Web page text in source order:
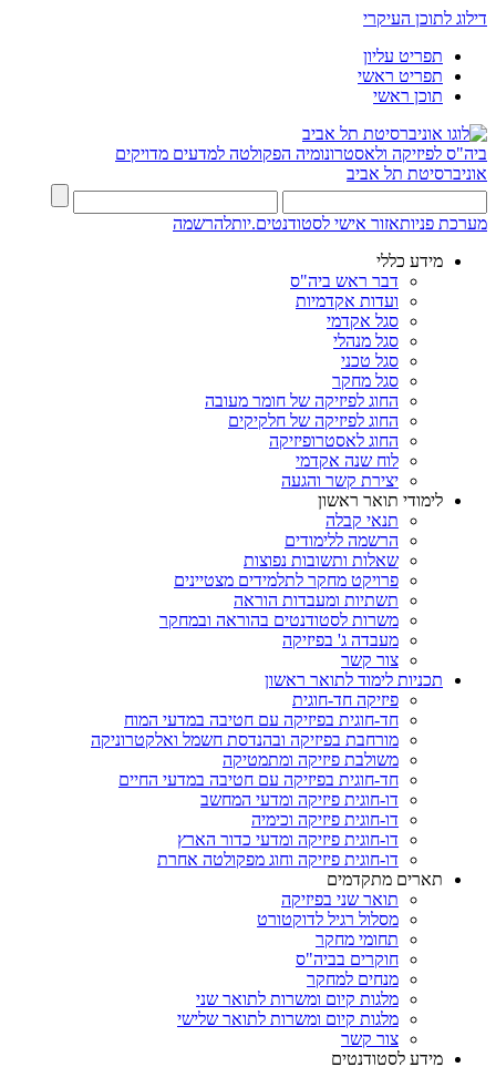
דילוג לתוכן העיקרי
תפריט עליון
תפריט ראשי
תוכן ראשי
ביה"ס לפיזיקה ולאסטרונומיה הפקולטה למדעים מדויקים
אוניברסיטת תל אביב
מערכת פניותאזור אישי לסטודנטים.יותלהרשמה
מידע כללי
דבר ראש ביה"ס
ועדות אקדמיות
סגל אקדמי
סגל מנהלי
סגל טכני
סגל מחקר
החוג לפיזיקה של חומר מעובה
החוג לפיזיקה של חלקיקים
החוג לאסטרופיזיקה
לוח שנה אקדמי
יצירת קשר והגעה
לימודי תואר ראשון
תנאי קבלה
הרשמה ללימודים
שאלות ותשובות נפוצות
פרויקט מחקר לתלמידים מצטיינים
תשתיות ומעבדות הוראה
משרות לסטודנטים בהוראה ובמחקר
מעבדה ג' בפיזיקה
צור קשר
תכניות לימוד לתואר ראשון
פיזיקה חד-חוגית
חד-חוגית בפיזיקה עם חטיבה במדעי המוח
מורחבת בפיזיקה ובהנדסת חשמל ואלקטרוניקה
משולבת פיזיקה ומתמטיקה
חד-חוגית בפיזיקה עם חטיבה במדעי החיים
דו-חוגית פיזיקה ומדעי המחשב
דו-חוגית פיזיקה וכימיה
דו-חוגית פיזיקה ומדעי כדור הארץ
דו-חוגית פיזיקה וחוג מפקולטה אחרת
תארים מתקדמים
תואר שני בפיזיקה
מסלול רגיל לדוקטורט
תחומי מחקר
חוקרים בביה"ס
מנחים למחקר
מלגות קיום ומשרות לתואר שני
מלגות קיום ומשרות לתואר שלישי
צור קשר
מידע לסטודנטים